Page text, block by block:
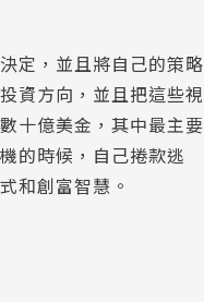
定，並且將自己的策略
資方向，並且把這些視
十億美金，其中最主要
的時候，自己捲款逃
和創富智慧。